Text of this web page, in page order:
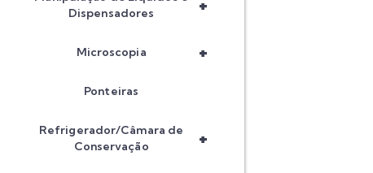
+
Dispensadores
+
Microscopia
Ponteiras
+
Refrigerador/Câmara de
Conservação